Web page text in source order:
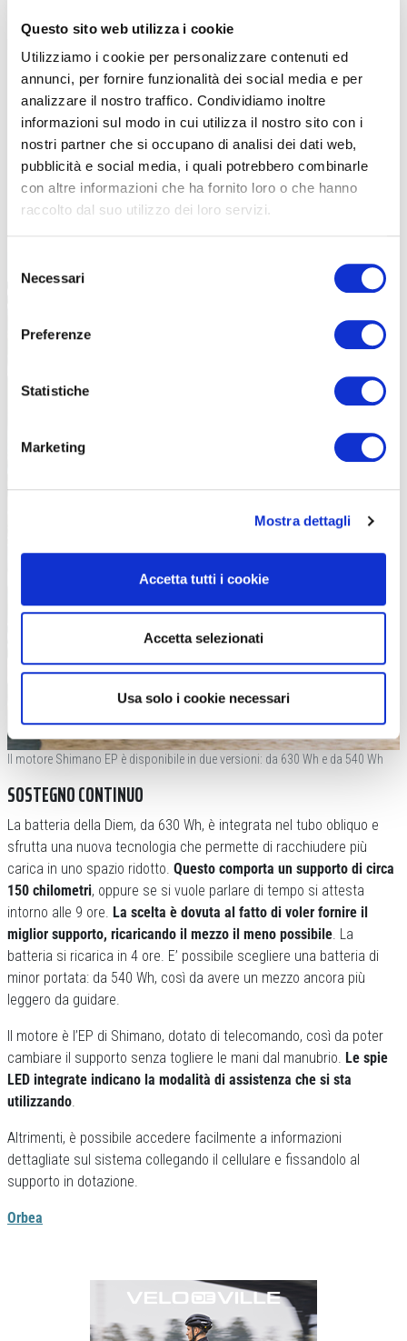
Questo sito web utilizza i cookie
Utilizziamo i cookie per personalizzare contenuti ed
annunci, per fornire funzionalità dei social media e per
analizzare il nostro traffico. Condividiamo inoltre
informazioni sul modo in cui utilizza il nostro sito con i
nostri partner che si occupano di analisi dei dati web,
pubblicità e social media, i quali potrebbero combinarle
con altre informazioni che ha fornito loro o che hanno
raccolto dal suo utilizzo dei loro servizi.
delNecessari
Preferenze
Statistiche
Marketing
Mostra dettagli
Accetta tutti i cookie
Accetta selezionati
Usa solo i cookie necessari
stati scelti pneumatici robusti con rinforzi interni.
problemi nell’affrontare ogni passaggio cittadino
buche, ciottoli e altri ostacoli imprevisti. Inoltre gli pneumatici scelti
hanno delle bande riflettenti sui lati per garantire di essere visibili.
Il motore Shimano EP è disponibile in due versioni: da 630 Wh e da 540 Wh
SOSTEGNO CONTINUO
La batteria della Diem, da 630 Wh, è integrata nel tubo obliquo e
sfrutta una nuova tecnologia che permette di racchiudere più
carica in uno spazio ridotto. Questo comporta un supporto di circa
150 chilometri, oppure se si vuole parlare di tempo si attesta
intorno alle 9 ore. La scelta è dovuta al fatto di voler fornire il
miglior supporto, ricaricando il mezzo il meno possibile. La
batteria si ricarica in 4 ore. E’ possibile scegliere una batteria di
minor portata: da 540 Wh, così da avere un mezzo ancora più
leggero da guidare.
Il motore è l’EP di Shimano, dotato di telecomando, così da poter
cambiare il supporto senza togliere le mani dal manubrio. Le spie
LED integrate indicano la modalità di assistenza che si sta
utilizzando.
Altrimenti, è possibile accedere facilmente a informazioni
dettagliate sul sistema collegando il cellulare e fissandolo al
supporto in dotazione.
Orbea